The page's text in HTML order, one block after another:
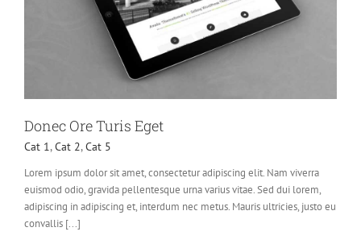
Donec Ore Turis Eget
Cat 1,Cat 2,Cat 5
Lorem ipsum dolor sit amet, consectetur adipiscing elit. Nam viverra
euismod odio, gravida pellentesque urna varius vitae. Sed dui lorem,
adipiscing in adipiscing et, interdum nec metus. Mauris ultricies, justo eu
convallis [...]